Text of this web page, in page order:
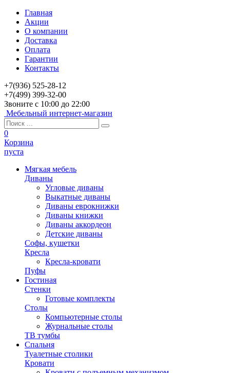
Главная
Акции
О компании
Доставка
Оплата
Гарантии
Контакты
+7(936) 525-28-12
+7(499) 399-32-00
Звоните с 10:00 до 22:00
Мебельный интернет-магазин
0
Корзина
пуста
Мягкая мебель
Диваны
Угловые диваны
Выкатные диваны
Диваны еврокнижки
Диваны книжки
Диваны аккордеон
Детские диваны
Софы, кушетки
Кресла
Кресла-кровати
Пуфы
Гостиная
Стенки
Готовые комплекты
Столы
Компьютерные столы
Журнальные столы
ТВ тумбы
Спальня
Туалетные столики
Кровати